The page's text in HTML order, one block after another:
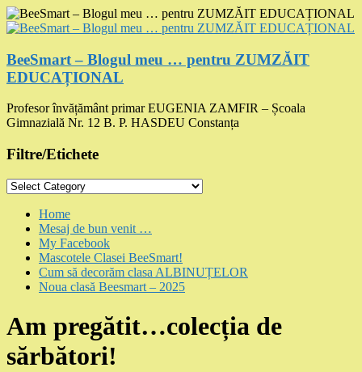
Skip
to
BeeSmart – Blogul meu … pentru ZUMZĂIT
EDUCAȚIONAL
Profesor învățământ primar EUGENIA ZAMFIR – Școala
Gimnazială Nr. 12 B. P. HASDEU Constanța
Filtre/Etichete
Filtre/Etichete
Menu
Home
Mesaj de bun venit …
My Facebook
Mascotele Clasei BeeSmart!
Cum să decorăm clasa ALBINUȚELOR
Noua clasă Beesmart – 2025
Am pregătit…colecția de
sărbători!